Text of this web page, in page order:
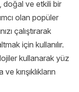
, doğal ve etkili bir
olan popüler
çalıştırarak
için kullanılır.
kullanarak yüz
kırışıklıkların